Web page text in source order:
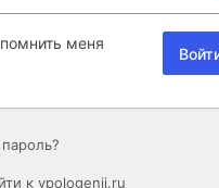
меня
к vpologenii.ru